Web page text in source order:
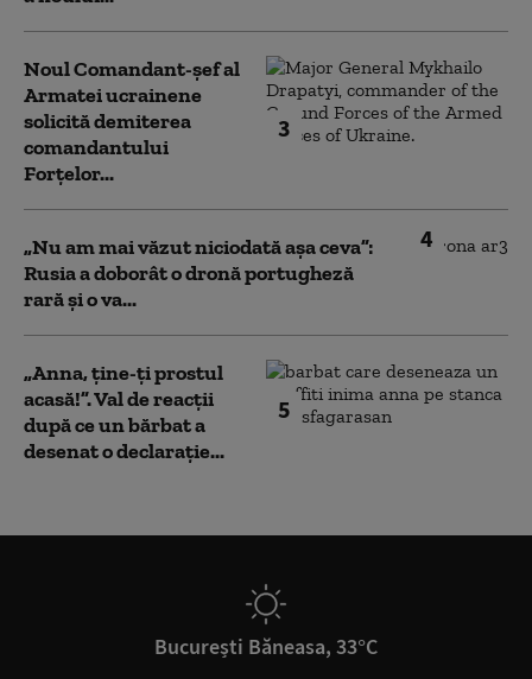
3
Noul Comandant-șef al
Armatei ucrainene
solicită demiterea
comandantului
Forțelor...
4
„Nu am mai văzut niciodată așa ceva”:
Rusia a doborât o dronă portugheză
rară și o va...
5
„Anna, ţine-ţi prostul
acasă!”. Val de reacții
după ce un bărbat a
desenat o declarație...
București Băneasa, 33°C